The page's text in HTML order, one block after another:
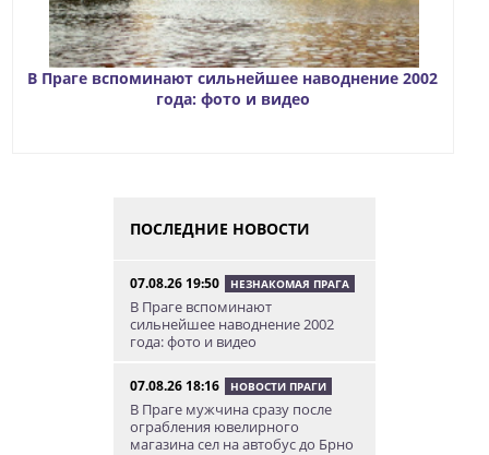
В Праге вспоминают сильнейшее наводнение 2002
года: фото и видео
ПОСЛЕДНИЕ НОВОСТИ
07.08.26 19:50 НЕЗНАКОМАЯ ПРАГА
В Праге вспоминают
сильнейшее наводнение 2002
года: фото и видео
07.08.26 18:16 НОВОСТИ ПРАГИ
В Праге мужчина сразу после
ограбления ювелирного
магазина сел на автобус до Брно